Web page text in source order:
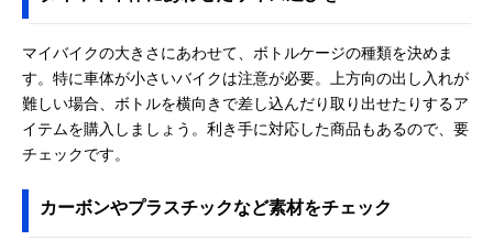
マイバイクの大きさにあわせて、ボトルケージの種類を決めま
す。特に車体が小さいバイクは注意が必要。上方向の出し入れが
難しい場合、ボトルを横向きで差し込んだり取り出せたりするア
イテムを購入しましょう。利き手に対応した商品もあるので、要
チェックです。
カーボンやプラスチックなど素材をチェック